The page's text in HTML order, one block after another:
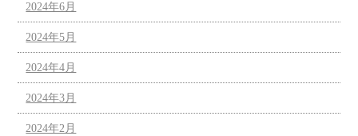
2024年6月
2024年5月
2024年4月
2024年3月
2024年2月